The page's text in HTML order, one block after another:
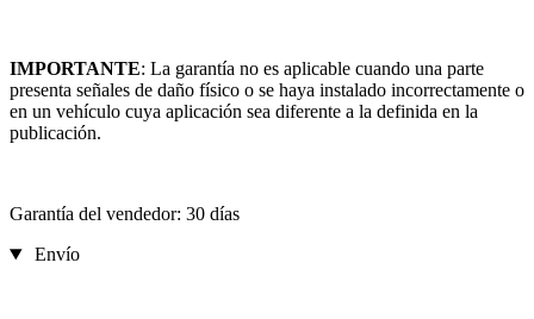
IMPORTANTE: La garantía no es aplicable cuando una parte
presenta señales de daño físico o se haya instalado incorrectamente o
en un vehículo cuya aplicación sea diferente a la definida en la
publicación.
Garantía del vendedor: 30 días
Envío